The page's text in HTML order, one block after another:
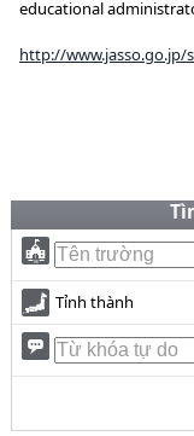
educational
http://www.jasso.go.jp/
Tỉnh thành